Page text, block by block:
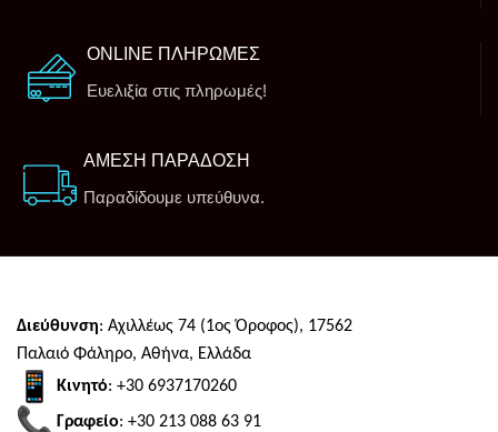
ONLINE ΠΛΗΡΩΜΕΣ
Ευελιξία στις πληρωμές!
ΑΜΕΣΗ ΠΑΡΑΔΟΣΗ
Παραδίδουμε υπεύθυνα.
Διεύθυνση: Αχιλλέως 74 (1ος Όροφος), 17562
Παλαιό Φάληρο, Αθήνα, Ελλάδα
Κινητό: +30 6937170260
Γραφείο: +30 213 088 63 91